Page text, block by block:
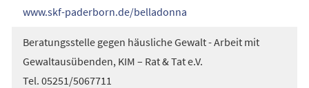
www.skf-paderborn.de/belladonna
(Öffnet
einem
neuen
Beratungsstelle gegen häusliche Gewalt - Arbeit mit
Gewaltausübenden, KIM – Rat & Tat e.V.
Tel. 05251/5067711